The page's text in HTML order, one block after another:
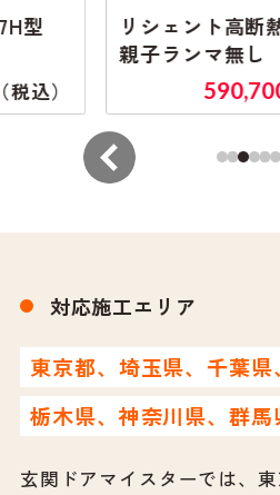
型
込）
リシェント高
親子ランマ無し
対応施工エリア
東京都、埼玉県、千葉県
栃木県、神奈川県、群馬
玄関ドアマイスターでは、